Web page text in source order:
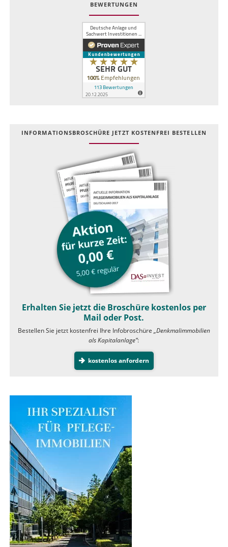
BEWERTUNGEN
INFOR­MATIONS­BROSCHÜRE JETZT KOSTEN­FREI BESTELLEN
Erhalten Sie jetzt die Broschüre kostenlos per
Mail oder Post.
Bestellen Sie jetzt kostenfrei Ihre Infobroschüre „Denkmalimmobilien
als Kapitalanlage”:
kostenlos anfordern